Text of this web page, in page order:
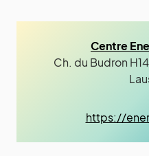
Centre
Ch. du Budron
https://